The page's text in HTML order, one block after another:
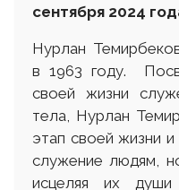
сентября 2024
Нурлан
в 1963 году.
своей жизни
тела, Нурлан
этап своей жизни
служение людям,
исцеляя их